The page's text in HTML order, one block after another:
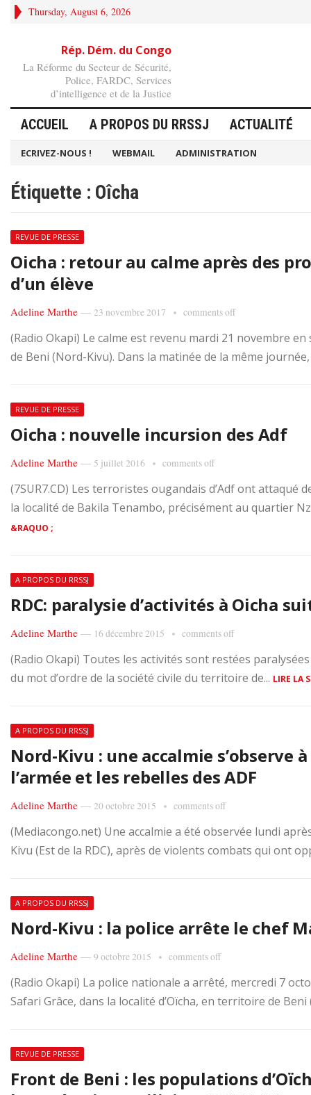
Thursday, August 6, 2026
Rép. Dém. du Congo
La Réforme du Secteur de Sécurité,
Police, FARDC, Services
d’intelligence et de la Justice
ACCUEIL A PROPOS DU RRSSJ ACTUALITÉ
ECRIVEZ-NOUS ! WEBMAIL ADMINISTRATION
Étiquette : Oîcha
REVUE DE PRESSE
Oicha : retour au calme après des
d’un élève
Adeline Marthe — 23 novembre 2017 comments off
(Radio Okapi) Le calme est revenu mardi 21 novembre
de Beni (Nord-Kivu). Dans la matinée de la même
REVUE DE PRESSE
Oicha : nouvelle incursion des Adf
Adeline Marthe — 5 juillet 2016 comments off
(7SUR7.CD) Les terroristes ougandais d’Adf ont attaqué
la localité de Bakila Tenambo, précisément au quartier
&RAQUO ;
A PROPOS DU RRSSJ
RDC: paralysie d’activités à Oicha
Adeline Marthe — 16 décembre 2015 comments off
(Radio Okapi) Toutes les activités sont restées
du mot d’ordre de la société civile du territoire de... LIRE LA
A PROPOS DU RRSSJ
Nord-Kivu : une accalmie s’observe
l’armée et les rebelles des ADF
Adeline Marthe — 20 octobre 2015 comments off
(Mediacongo.net) Une accalmie a été observée lundi
Kivu (Est de la RDC), après de violents combats qui ont
A PROPOS DU RRSSJ
Nord-Kivu : la police arrête le chef
Adeline Marthe — 9 octobre 2015 comments off
(Radio Okapi) La police nationale a arrêté, mercredi 7
Safari Grâce, dans la localité d’Oïcha, en territoire de
REVUE DE PRESSE
Front de Beni : les populations